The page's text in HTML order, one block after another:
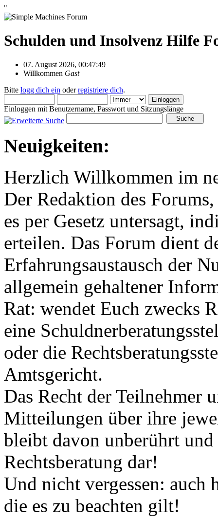
"
Schulden und Insolvenz Hilfe
07. August 2026, 00:47:49
Willkommen Gast
Bitte logg dich ein oderregistriere dich.
Einloggen mit Benutzername, Passwort und Sitzungslänge
Neuigkeiten:
Herzlich Willkommen im
Der Redaktion des
es per Gesetz untersagt,
erteilen. Das Forum dient
Erfahrungsaustausch der
allgemein gehaltener
Rat: wendet Euch zwecks
eine
oder die
Amtsgericht.
Das Recht der Teilnehmer
Mitteilungen über ihre
bleibt davon unberührt
Rechtsberatung dar!
Und nicht vergessen: auch
die es zu beachten gilt!